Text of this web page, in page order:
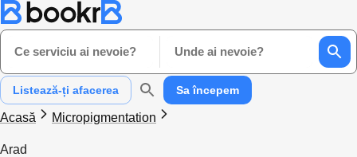
Ce serviciu ai nevoie? Unde ai nevoie?
Listează-ți afacerea Sa începem
Acasă Micropigmentation
Arad